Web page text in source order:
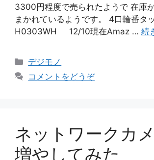
3300円程度で売られたようで 在庫
まかれているようです。 4口輪番タ
H0303WH 12/10現在Amaz … 続
カ
デジモノ
コメントをどうぞ
ネットワークカ
増やしてみた